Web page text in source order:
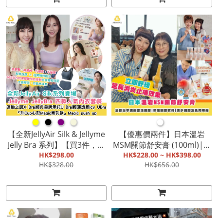
●●●●
【全新JellyAir Silk & Jellyme
Jelly Bra 系列】【買3件，每
件減$20 額外隨機再送一件
Jelly Bra胸圍 / 小背心】『經
之選』永不跌帶 X Bra|『輕
薄透氣』Icy U Bra|『升Cup
心形Magic育乳款』Magic
HK$298.00
HK$328.00
●
【優惠價兩件】日本溫岩
MSM關節舒安膏 (100ml)|治
標治本減痛靈活關節|修復關
節軟骨|減少關節及肌肉疼痛
HK$228.00 ~ HK$398.00
HK$656.00